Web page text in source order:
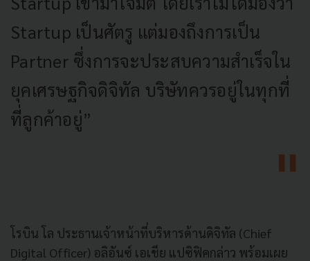
Startup เป็นศัตรู แต่มองถึงการเป็น
Partner ซึ่งการจะประสบความสำเร็จใน
ยุคเศรษฐกิจดิจิทัล บริษัทควรอยู่ในทุกที่
ที่ลูกค้าอยู่”
โรบิน โล ประธานเจ้าหน้าที่บริหารด้านดิจิทัล (Chief
Digital Officer) อลิอันซ์ เอเชีย แปซิฟิคกล่าว พร้อมเผย